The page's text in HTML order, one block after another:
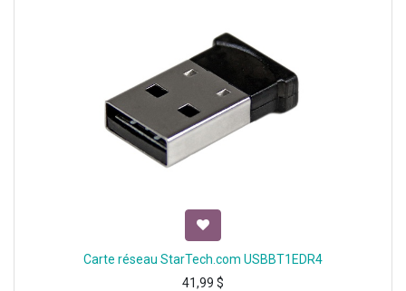
Carte réseau StarTech.com USBBT1EDR4
41,99 $